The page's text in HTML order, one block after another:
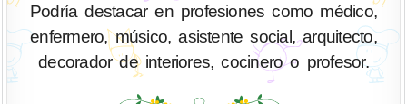
Podría destacar en profesiones como médico,
enfermero, músico, asistente social, arquitecto,
decorador de interiores, cocinero o profesor.